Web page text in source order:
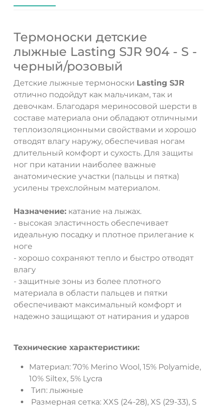
Термоноски детские
лыжные Lasting SJR 904 - S -
черный/розовый
Детские лыжные термоноски Lasting SJR
отлично подойдут как мальчикам, так и
девочкам. Благодаря мериносовой шерсти в
составе материала они обладают отличными
теплоизоляционными свойствами и хорошо
отводят влагу наружу, обеспечивая ногам
длительный комфорт и сухость. Для защиты
ног при катании наиболее важные
анатомические участки (пальцы и пятка)
усилены трехслойным материалом.
Назначение: катание на лыжах.
- высокая эластичность обеспечивает
идеальную посадку и плотное прилегание к
ноге
- хорошо сохраняют тепло и быстро отводят
влагу
- защитные зоны из более плотного
материала в области пальцев и пятки
обеспечивают максимальный комфорт и
надежно защищают от натирания и ударов
Технические характеристики:
Материал: 70% Merino Wool, 15% Polyamide,
10% Siltex, 5% Lycra
Тип: лыжные
Размерная сетка: XXS (24-28), XS (29-33), S
ДА НЕТ